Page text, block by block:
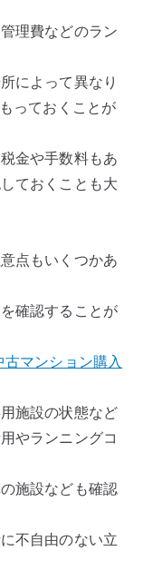
理費などのラン
によって異なり
っておくことが
金や手数料もあ
ておくことも大
点もいくつかあ
確認することが
マンション購入
施設の状態など
やランニングコ
施設なども確認
不自由のない立